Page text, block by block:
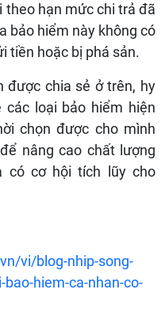
hạn mức chi trả đã
bảo hiểm này không có
tiền hoặc bị phá sản.
được chia sẻ ở trên, hy
loại bảo hiểm hiện
chọn được cho mình
nâng cao chất lượng
có cơ hội tích lũy cho
vi/blog-nhip-song-
hiem-ca-nhan-co-